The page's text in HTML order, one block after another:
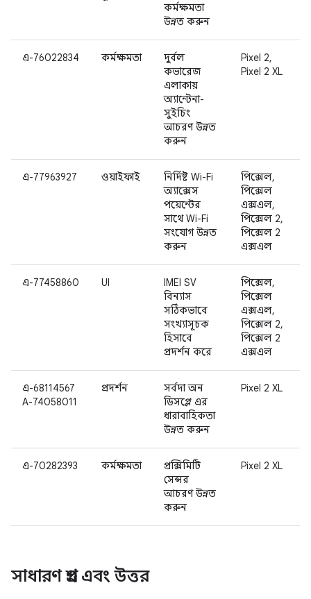
কর্মক্ষমতা
উন্নত করুন
এ-76022834 কর্মক্ষমতা
দুর্বল
কভারেজ
এলাকায়
অ্যান্টেনা-
সুইচিং
আচরণ উন্নত
করুন
Pixel 2,
Pixel 2 XL
এ-77963927 ওয়াইফাই
নির্দিষ্ট Wi-Fi
অ্যাক্সেস
পয়েন্টের
সাথে Wi-Fi
সংযোগ উন্নত
করুন
পিক্সেল,
পিক্সেল
এক্সএল,
পিক্সেল 2,
পিক্সেল 2
এক্সএল
এ-77458860 UI
IMEI SV
বিন্যাস
সঠিকভাবে
সংখ্যাসূচক
হিসাবে
প্রদর্শন করে
পিক্সেল,
পিক্সেল
এক্সএল,
পিক্সেল 2,
পিক্সেল 2
এক্সএল
এ-68114567
A-74058011
প্রদর্শন
সর্বদা অন
ডিসপ্লে এর
ধারাবাহিকতা
উন্নত করুন
Pixel 2 XL
এ-70282393 কর্মক্ষমতা
প্রক্সিমিটি
সেন্সর
আচরণ উন্নত
করুন
Pixel 2 XL
সাধারণ প্রশ্ন এবং উত্তর